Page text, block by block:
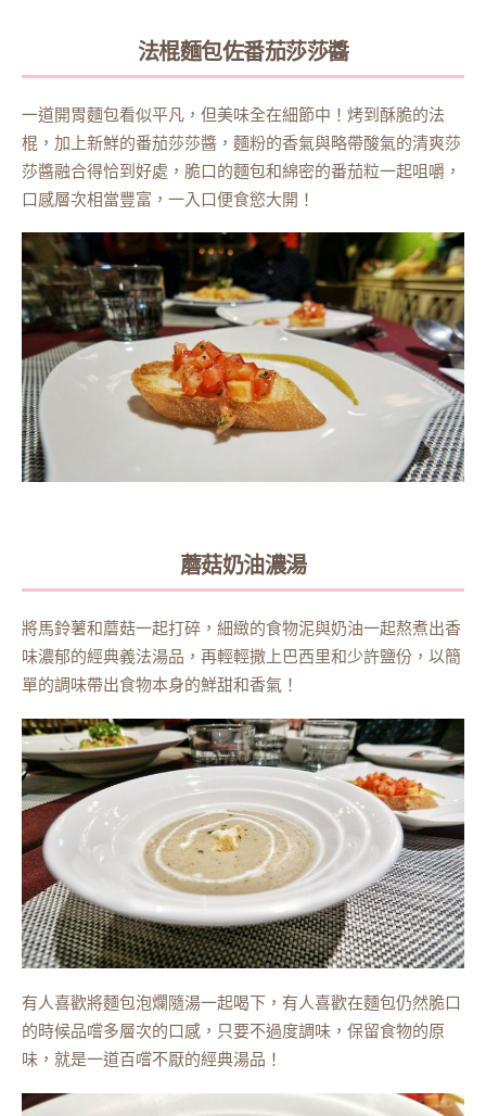
法棍麵包佐番茄莎莎醬
一道開胃麵包看似平凡，但美味全在細節中！烤到酥脆的法
棍，加上新鮮的番茄莎莎醬，麵粉的香氣與略帶酸氣的清爽莎
莎醬融合得恰到好處，脆口的麵包和綿密的番茄粒一起咀嚼，
口感層次相當豐富，一入口便食慾大開！
蘑菇奶油濃湯
將馬鈴薯和蘑菇一起打碎，細緻的食物泥與奶油一起熬煮出香
味濃郁的經典義法湯品，再輕輕撒上巴西里和少許鹽份，以簡
單的調味帶出食物本身的鮮甜和香氣！
有人喜歡將麵包泡爛隨湯一起喝下，有人喜歡在麵包仍然脆口
的時候品嚐多層次的口感，只要不過度調味，保留食物的原
味，就是一道百嚐不厭的經典湯品！